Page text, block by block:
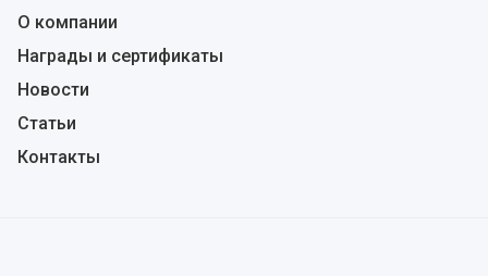
О компании
Награды и сертификаты
Новости
Статьи
Контакты